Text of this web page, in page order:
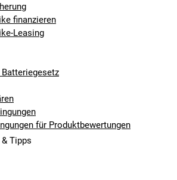
finanzieren
Leasing
für Produktbewertungen
Tipps